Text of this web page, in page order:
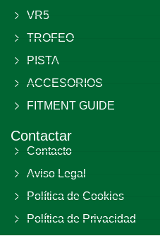
VR5
TROFEO
PISTA
ACCESORIOS
FITMENT GUIDE
Contactar
Contacto
Aviso Legal
Política de Cookies
Política de Privacidad